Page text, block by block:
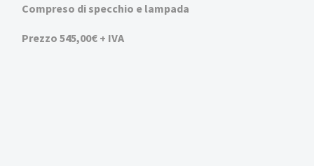
Compreso di specchio e lampada
Prezzo 545,00€ + IVA